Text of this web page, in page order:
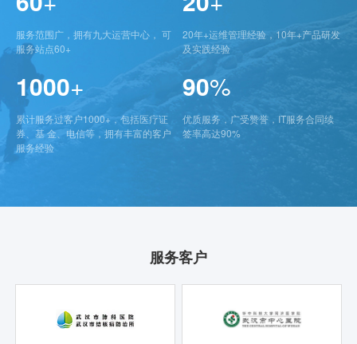
服务范围广，拥有九大运营中心， 可
服务站点60+
20年+运维管理经验，10年+产品研发
及实践经验
1000+
累计服务过客户1000+，包括医疗证
券、基 金、电信等，拥有丰富的客户
服务经验
90%
优质服务，广受赞誉，IT服务合同续
签率高达90%
服务客户